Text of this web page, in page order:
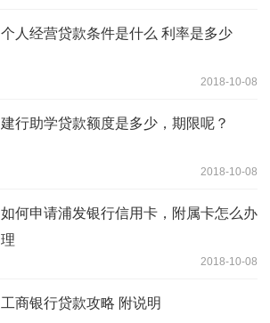
个人经营贷款条件是什么 利率是多少
2018-10-08
建行助学贷款额度是多少，期限呢？
2018-10-08
如何申请浦发银行信用卡，附属卡怎么办
理
2018-10-08
工商银行贷款攻略 附说明